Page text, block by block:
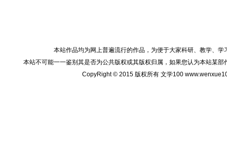
本站作品均为网上普遍流行的作品，为便于大家科研、教学、
本站不可能一一鉴别其是否为公共版权或其版权归属，如果您认为本站某
CopyRight © 2015 版权所有 文学100